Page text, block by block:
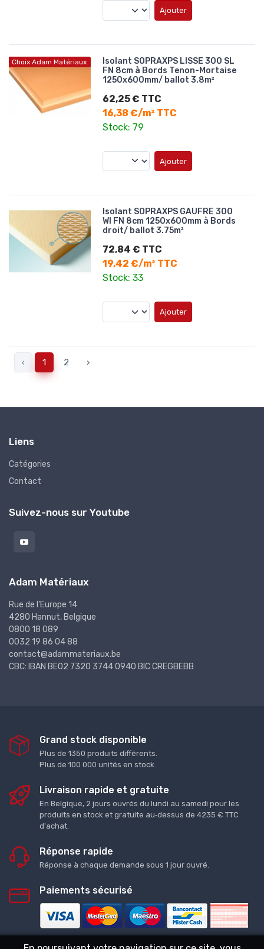
Ajouter
Choix Adam Matériaux
Isolant SOPRAXPS LISSE 300 SL
FN 8cm à Bords Tenon-Mortaise
1250x600mm/ ballot 3.8m²
62,25 € TTC
16,38 €/m² TTC
Stock: 79
Ajouter
Isolant SOPRAXPS GAUFRE 300
WI FN 8cm 1250x600mm à Bords
droit/ ballot 3.75m²
72,84 € TTC
19,42 €/m² TTC
Stock: 33
Ajouter
‹ 1 2 ›
Liens
Catégories
Contact
Suivez-nous sur Youtube
Adam Matériaux
Rue de l'Europe 14
4280 Hannut, Belgique
0800 18 089
0032 19 86 04 88
contact@adammateriaux.be
CBC: IBAN BE02 7320 3744 0940 BIC CREGBEBB
Grand stock disponible
Plus de 1350 produits différents.
Plus de 100 000 unités en stock.
Livraison rapide et gratuite
En Belgique, 2 jours ouvrés du lundi au samedi pour les
produits en stock et gratuite au‑dessus de 4235 € TTC
d'achat.
Réponse rapide
Réponse à chaque demande sous 1 jour ouvré.
Paiements sécurisé